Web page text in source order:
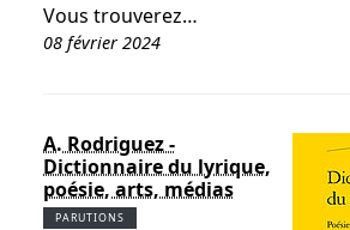
Vous trouverez…
08 février 2024
A. Rodriguez -
Dictionnaire du lyrique,
poésie, arts, médias
PARUTIONS